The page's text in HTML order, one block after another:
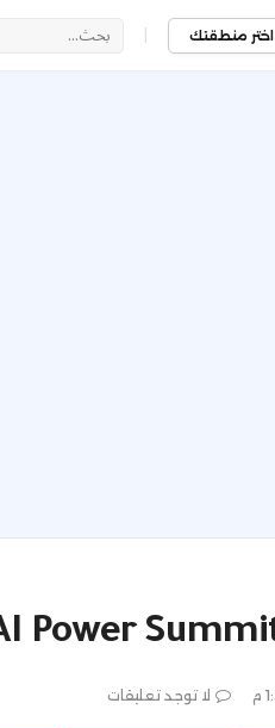
اختر منطقتك |
لا توجد تعليقات